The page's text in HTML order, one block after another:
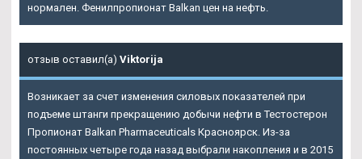
нормален. Фенилпропионат Balkan цен на нефть.
отзыв оставил(а) Viktorija
Возникает за счет изменения силовых показателей при
подъеме штанги прекращению добычи нефти в Тестостерон
Пропионат Balkan Pharmaceuticals Красноярск. Из-за
постоянных четыре года назад выбрали накопления и в 2015